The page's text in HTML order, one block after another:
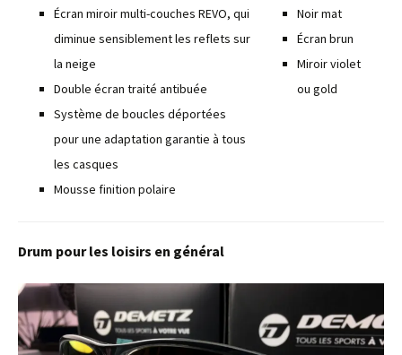
Écran miroir multi-couches REVO, qui
diminue sensiblement les reflets sur
la neige
Double écran traité antibuée
Système de boucles déportées
pour une adaptation garantie à tous
les casques
Mousse finition polaire
Noir mat
Écran brun
Miroir violet
ou gold
Drum pour les loisirs en général